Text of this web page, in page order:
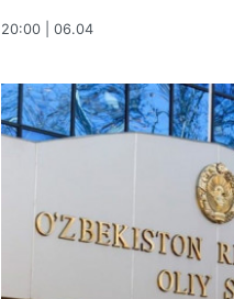
20:00 | 06.04